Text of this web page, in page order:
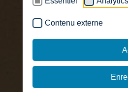
Contenu externe